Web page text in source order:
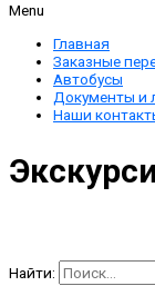
Menu
Главная
Заказные
Автобусы
Документы и
Наши
Найти: